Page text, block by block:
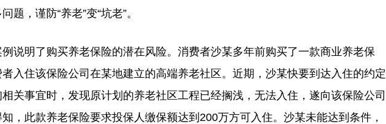
题，谨防“养老”变“坑老”。
明了购买养老保险的潜在风险。消费者沙某多年前购买了一款商业养老保
入住该保险公司在某地建立的高端养老社区。近期，沙某快要到达入住的约定
关事宜时，发现原计划的养老社区工程已经搁浅，无法入住，遂向该保险公司
，此款养老保险要求投保人缴保额达到200万方可入住。沙某未能达到条件，